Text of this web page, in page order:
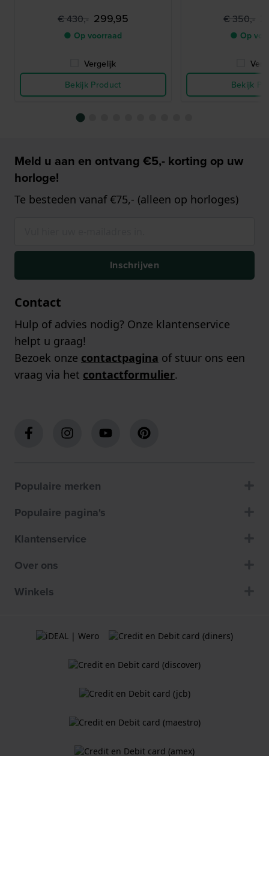
€ 430,- 299,95
● Op voorraad
Vergelijk
Bekijk Product
€ 350,-
● Op
Bekijk
Meld u aan en ontvang €5,- korting op uw
horloge!
Te besteden vanaf €75,- (alleen op horloges)
Inschrijven
Contact
Hulp of advies nodig? Onze klantenservice
helpt u graag!
Bezoek onze contactpagina of stuur ons een
vraag via het contactformulier.
Populaire merken
Populaire pagina's
Klantenservice
Over ons
Winkels